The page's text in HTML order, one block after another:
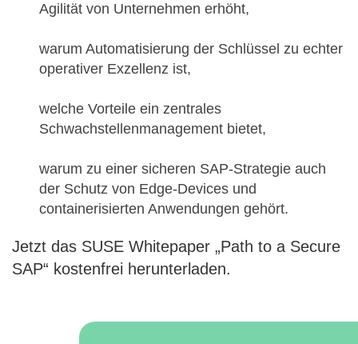
Agilität von Unternehmen erhöht,
warum Automatisierung der Schlüssel zu echter
operativer Exzellenz ist,
welche Vorteile ein zentrales
Schwachstellenmanagement bietet,
warum zu einer sicheren SAP-Strategie auch
der Schutz von Edge-Devices und
containerisierten Anwendungen gehört.
Jetzt das SUSE Whitepaper „Path to a Secure
SAP“ kostenfrei herunterladen.